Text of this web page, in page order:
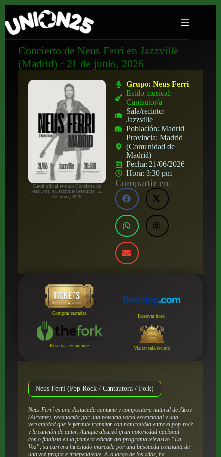
Concierto de Neus Ferri en Jazzville
(Madrid) · 21 de junio, 2026
Cartel oficial evento: Concierto de
Neus Ferri en Jazzville (Madrid) · 21
de junio, 2026
Grupo:Neus Ferri
Estilo musical:
Cantautor/a
Sala/recinto:
Jazzville
Población:Madrid
Provincia:Madrid
(Comunidad de
Madrid)
Fecha: 21/06/2026
Hora:8:30 pm
Compartir en:
Comprar entradas
Reservar hotel
Reservar restaurante Visitar sala/recinto
Neus Ferri (Pop Rock / Cantautora / Folk)
Neus Ferri es una destacada cantante y compositora natural de Alcoy
(Alicante), reconocida por una potencia vocal excepcional y una
versatilidad que le permite transitar con naturalidad entre el pop-rock
y la canción de autor. Aunque alcanzó gran notoriedad nacional
como finalista en la primera edición del programa televisivo “La
Voz”, su carrera ha estado marcada por una búsqueda constante de
una voz propia e independiente. A lo largo de los años, ha